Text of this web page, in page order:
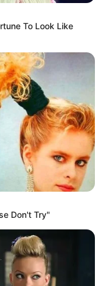
To Look Like
Don't Try"